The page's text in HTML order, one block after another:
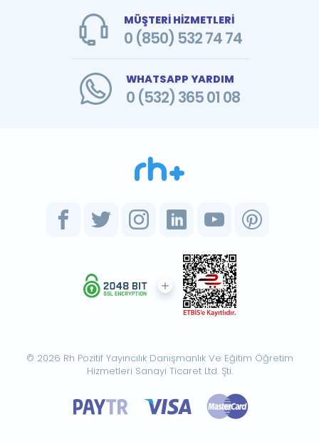
MÜŞTERİ HİZMETLERİ
0 (850) 532 74 74
WHATSAPP YARDIM
0 (532) 365 01 08
© 2026 Rh Pozitif Yayıncılık Danışmanlık Ve Eğitim Öğretim
Hizmetleri Sanayi Ticaret Ltd. Şti.